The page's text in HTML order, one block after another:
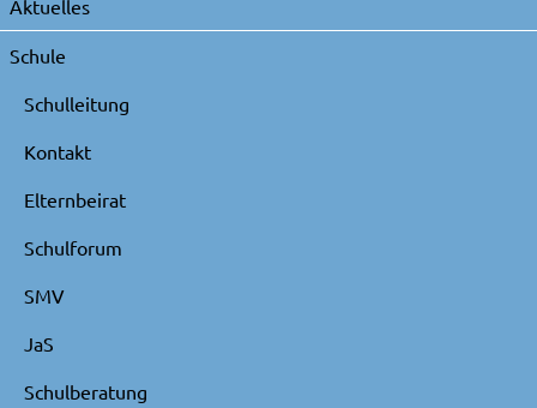
überspringen
Aktuelles
Schule
Schulleitung
Kontakt
Elternbeirat
Schulforum
SMV
JaS
Schulberatung